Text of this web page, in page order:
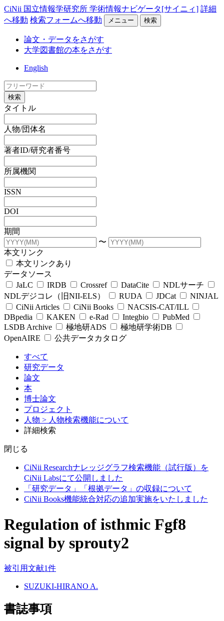
CiNii 国立情報学研究所 学術情報ナビゲータ[サイニィ] 詳細
へ移動 検索フォームへ移動 メニュー 検索
論文・データをさがす
大学図書館の本をさがす
English
検索
タイトル
人物/団体名
著者ID/研究者番号
所属機関
ISSN
DOI
期間
〜
本文リンク
本文リンクあり
データソース
JaLC
IRDB Crossref DataCite
NDLサーチ
NDLデジコレ（旧NII-ELS）
RUDA JDCat
NINJAL
CiNii Articles
CiNii Books
NACSIS-CAT/ILL
DBpedia
KAKEN e-Rad Integbio
PubMed
LSDB Archive
極地研ADS
極地研学術DB
OpenAIRE
公共データカタログ
すべて
研究データ
論文
本
博士論文
プロジェクト
人物 > 人物検索機能について
詳細検索
閉じる
CiNii Researchナレッジグラフ検索機能（試行版）を
CiNii Labsにて公開しました
「研究データ」「根拠データ」の収録について
CiNii Books機能統合対応の追加実施をいたしました
Regulation of isthmic Fgf8
signal by sprouty2
被引用文献1件
SUZUKI-HIRANO A.
書誌事項